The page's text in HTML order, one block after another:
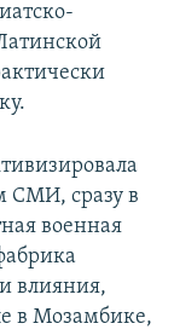
СМИ, сразу в
военная
влияния,
в Мозамбике,